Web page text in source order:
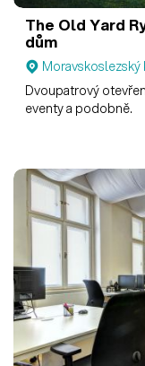
The Old Yard
dům
Moravskoslezský
Dvoupatrový
eventy a podobně.